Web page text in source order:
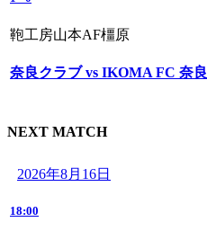
鞄工房山本AF橿原
奈良クラブ vs IKOMA FC 奈良
NEXT MATCH
2026年8月16日
18:00